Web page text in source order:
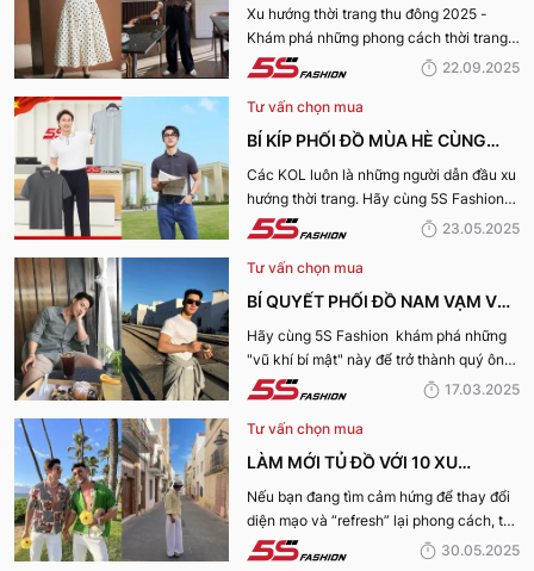
THU ĐÔNG 2025 TRENDY, GÂY
BÃO
Xu hướng thời trang thu đông 2025 -
Khám phá những phong cách thời trang
“làm mưa làm gió” từ sàn runway đến
22.09.2025
Tư vấn chọn mua
BÍ KÍP PHỐI ĐỒ MÙA HÈ CÙNG
KOL 5S FASHION: STYLE THU HÚT
CHO MỌI CHÀNG TRAI
Các KOL luôn là những người dẫn đầu xu
hướng thời trang. Hãy cùng 5S Fashion
điểm qua những bí kíp phối đồ mùa hè
23.05.2025
Tư vấn chọn mua
BÍ QUYẾT PHỐI ĐỒ NAM VẠM VỠ
ĐẸP, THU HÚT PHÁI NỮ
Hãy cùng 5S Fashion khám phá những
"vũ khí bí mật" này để trở thành quý ông
thu hút nhờ “tận dụng” triệt để những ưu
nhé:
17.03.2025
Tư vấn chọn mua
LÀM MỚI TỦ ĐỒ VỚI 10 XU
HƯỚNG THỜI TRANG HOT NHẤT
MÙA HÈ 2025
Nếu bạn đang tìm cảm hứng để thay đổi
diện mạo và “refresh” lại phong cách, thì
10 xu hướng thời trang Hè 2025 này30.05.2025